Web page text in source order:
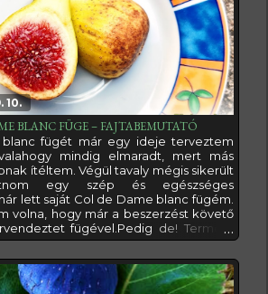
10.
BLANC FÜGE – FAJTABEMUTATÓ
fügét már egy ideje terveztem
mindig elmaradt, mert más
ítéltem. Végül tavaly mégis sikerült
egy szép és egészséges
lett saját Col de Dame blanc fügém.
volna, hogy már a beszerzést követő
fügével.Pedig de! Termett,
egyet, hanem hármat is, így alkalmam
(előtte ezt a fajtát még sosem
jönnöm, hogy bizony nagy hiba
a beszerzését,